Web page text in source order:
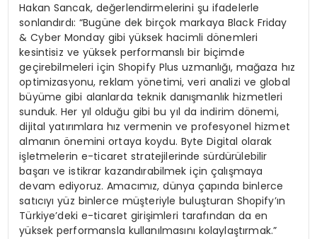
Hakan Sancak, değerlendirmelerini şu ifadelerle
sonlandırdı: “Bugüne dek birçok markaya Black Friday
& Cyber Monday gibi yüksek hacimli dönemleri
kesintisiz ve yüksek performanslı bir biçimde
geçirebilmeleri için Shopify Plus uzmanlığı, mağaza hız
optimizasyonu, reklam yönetimi, veri analizi ve global
büyüme gibi alanlarda teknik danışmanlık hizmetleri
sunduk. Her yıl olduğu gibi bu yıl da indirim dönemi,
dijital yatırımlara hız vermenin ve profesyonel hizmet
almanın önemini ortaya koydu. Byte Digital olarak
işletmelerin e-ticaret stratejilerinde sürdürülebilir
başarı ve istikrar kazandırabilmek için çalışmaya
devam ediyoruz. Amacımız, dünya çapında binlerce
satıcıyı yüz binlerce müşteriyle buluşturan Shopify’ın
Türkiye’deki e-ticaret girişimleri tarafından da en
yüksek performansla kullanılmasını kolaylaştırmak.”